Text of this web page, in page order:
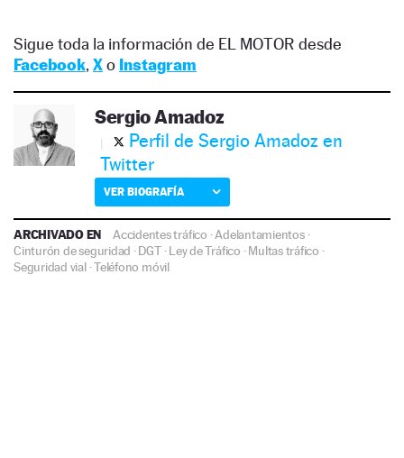
Sigue toda la información de EL MOTOR desde
Facebook, Xo Instagram
Sergio Amadoz
Perfil de Sergio Amadoz en
Twitter
VER BIOGRAFÍA
ARCHIVADO EN Accidentes tráfico ·Adelantamientos·
Cinturón de seguridad ·DGT·Ley de Tráfico ·Multas tráfico ·
Seguridad vial·Teléfono móvil